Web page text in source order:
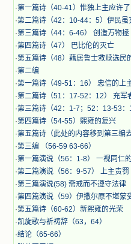
·第一篇诗（40-41）惟独上主应许了
·第二篇诗（42：10-44：5）伊民虽
·第三篇诗（44：6-46） 创造万物拯
·第四篇诗（47） 巴比伦的灭亡
·第五篇诗（48）藉居鲁士救赎选民
·第二编
·第一篇诗（49-51：16） 忠信的上
·第二篇诗（51：17-52：12） 充军
·第三篇诗（42：1-7；52：13-53：
·第四篇诗（54-55）熙雍的复兴
·第五篇诗（此处的内容移到第三编
·第三编 （56-59 63-66）
·第一篇演说（56：1-8） 一视同仁
·第二篇演说（56：9-57） 上主责罚
·第三篇演说(58) 斋戒而不遵守法律
·第四篇演说（59）伊撒尔原不堪蒙
·第五篇诗（60-62）新熙雍的光荣
·凯旋歌与祈祷辞（63，64）
·结论（65-66）